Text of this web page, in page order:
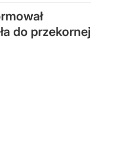
do przekornej